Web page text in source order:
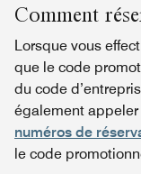
Comment
Lorsque vous
que le code
du code
également appeler
numéros de
le code